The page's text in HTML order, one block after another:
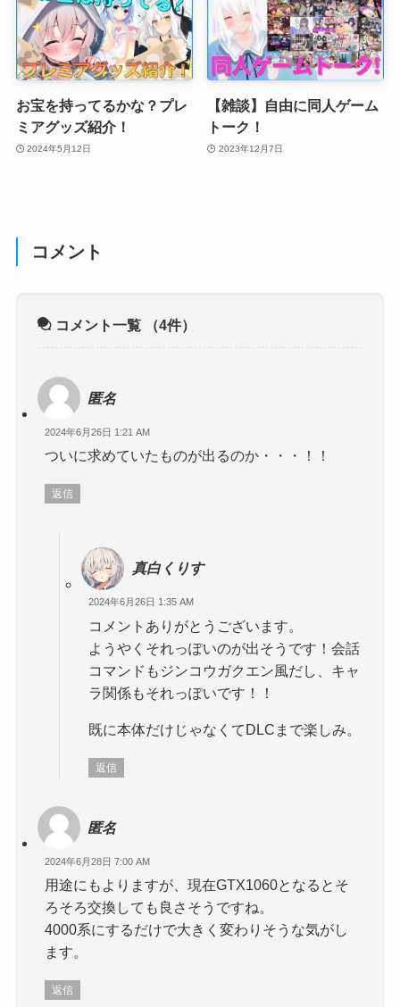
お宝を持ってるかな？プレ
ミアグッズ紹介！
2024年5月12日
【雑談】自由に同人ゲーム
トーク！
2023年12月7日
コメント
コメント一覧 （4件）
匿名
2024年6月26日 1:21 AM
ついに求めていたものが出るのか・・・！！
返信
真白くりす
2024年6月26日 1:35 AM
コメントありがとうございます。
ようやくそれっぽいのが出そうです！会話
コマンドもジンコウガクエン風だし、キャ
ラ関係もそれっぽいです！！
既に本体だけじゃなくてDLCまで楽しみ。
返信
匿名
2024年6月28日 7:00 AM
用途にもよりますが、現在GTX1060となるとそ
ろそろ交換しても良さそうですね。
4000系にするだけで大きく変わりそうな気がし
ます。
返信